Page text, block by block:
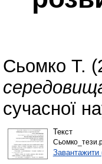
Сьомко Т.
сучасної
Текст
Завантажити